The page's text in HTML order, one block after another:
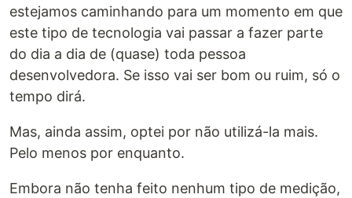
estejamos caminhando para um momento em que
este tipo de tecnologia vai passar a fazer parte
do dia a dia de (quase) toda pessoa
desenvolvedora. Se isso vai ser bom ou ruim, só o
tempo dirá.
Mas, ainda assim, optei por não utilizá-la mais.
Pelo menos por enquanto.
Embora não tenha feito nenhum tipo de medição,